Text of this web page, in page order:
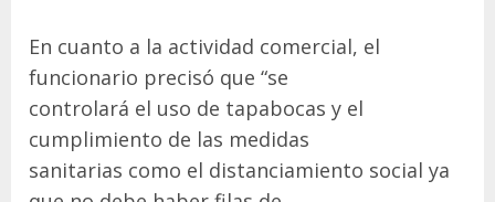
En cuanto a la actividad comercial, el
funcionario precisó que “se
controlará el uso de tapabocas y el
cumplimiento de las medidas
sanitarias como el distanciamiento social ya